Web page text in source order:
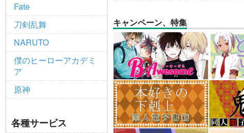
Fate
刀剣乱舞
NARUTO
僕のヒーローアカデミ
ア
原神
各種サービス
キャンペーン、特集